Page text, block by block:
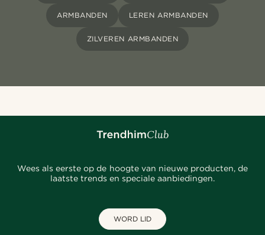
ARMBANDEN LEREN ARMBANDEN
ZILVEREN ARMBANDEN
Wees als eerste op de hoogte van nieuwe producten, de
laatste trends en speciale aanbiedingen.
WORD LID